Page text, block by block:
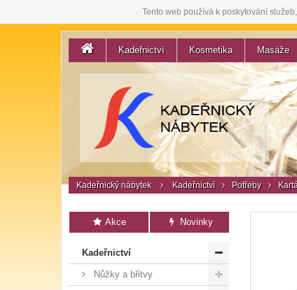
Tento web používá k poskytování
Kadeřnictví Kosmetika Masáže
Kadeřnický nábytek Kadeřnictví Potřeby
Akce Novinky
Kadeřnictví
Nůžky a břitvy